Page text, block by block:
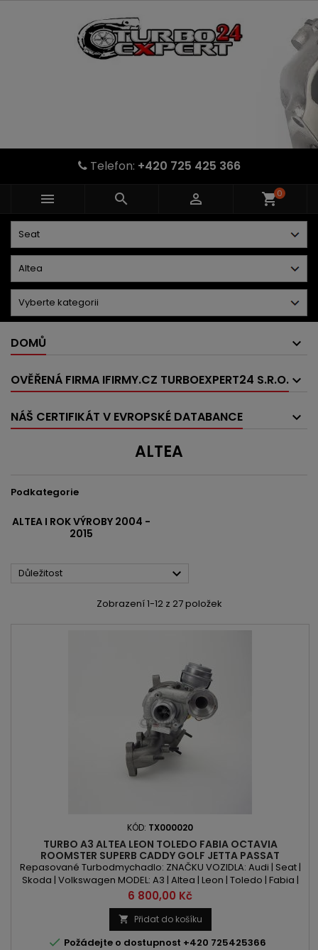
Telefon: +420 725 425 366
   shopping_cart0
DOMŮ
OVĚŘENÁ FIRMA IFIRMY.CZ TURBOEXPERT24 S.R.O.
NÁŠ CERTIFIKÁT V EVROPSKÉ DATABANCE
ALTEA
Podkategorie
ALTEA I ROK VÝROBY 2004 -
2015
Důležitost 
Zobrazení 1-12 z 27 položek
KÓD: TX000020
TURBO A3 ALTEA LEON TOLEDO FABIA OCTAVIA
ROOMSTER SUPERB CADDY GOLF JETTA PASSAT
TOURAN-1.9 TDI 90PS 100PSM 105PS
Repasované Turbodmychadlo: ZNAČKU VOZIDLA: Audi | Seat |
Skoda | Volkswagen MODEL: A3 | Altea | Leon | Toledo | Fabia |
Octavia | Roomster | Superb | Caddy | Golf | Jetta | Passat |
Touran KÓD MOTORU: AVQ | BJB | BKC | BKC | BRU | BRU | BXE |
BXF | BXJ OBSAH: 1896ccm 1.9TDI VÝKON: 90PS/66kW |
100PS/74kW | 105PS/77kW ROK VÝROBY: 2002 -
Cena
6 800,00 Kč
 Přidat do košíku
 Požádejte o dostupnost +420 725425366